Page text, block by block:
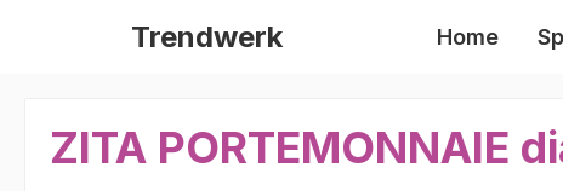
Hauptinhalt springen
Zur Suche springen
Zur Hauptnavigation springen
Trendwerk Home
ZITA PORTEMONNAIE